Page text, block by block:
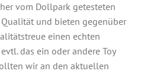
vom Dollpark getesteten
und bieten gegenüber
einen echten
das ein oder andere Toy
wir an den aktuellen